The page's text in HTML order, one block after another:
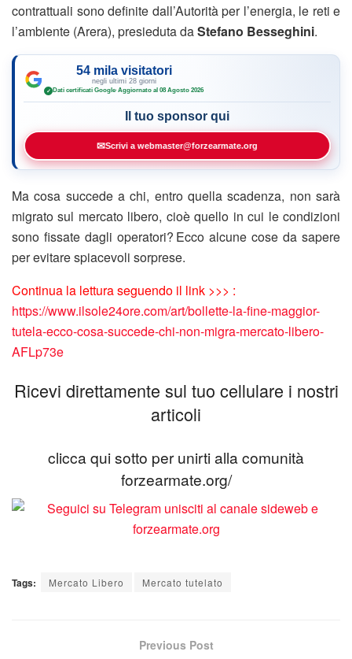
contrattuali sono definite dall’Autorità per l’energia, le reti e
l’ambiente (Arera), presieduta daStefano Besseghini.
54 mila visitatori
negli ultimi 28 giorni
✓ Dati certificati Google·Aggiornato al 08 Agosto 2026
Il tuo sponsor qui
✉Scrivi a webmaster@forzearmate.org
Ma cosa succede a chi, entro quella scadenza, non sarà
migrato sul mercato libero, cioè quello in cui le condizioni
sono fissate dagli operatori? Ecco alcune cose da sapere
per evitare spiacevoli sorprese.
Continua la lettura seguendo il link >>> :
https://www.ilsole24ore.com/art/bollette-la-fine-maggior-
tutela-ecco-cosa-succede-chi-non-migra-mercato-libero-
AFLp73e
Ricevi direttamente sul tuo cellulare i nostri
articoli
clicca qui sotto per unirti alla comunità
forzearmate.org/
Tags: Mercato Libero Mercato tutelato
Previous Post